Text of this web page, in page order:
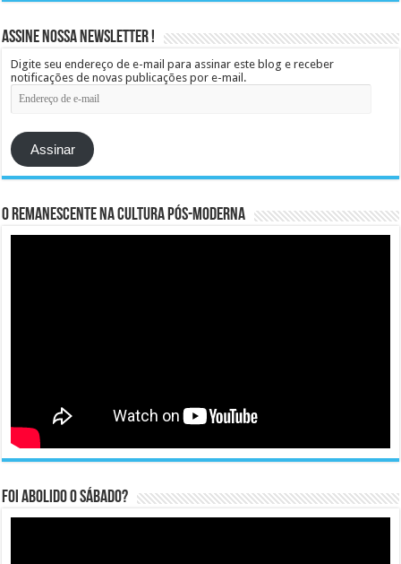
Assine Nossa Newsletter !
Digite seu endereço de e-mail para assinar este blog e receber
notificações de novas publicações por e-mail.
Endereço
de
mail
Assinar
O remanescente na cultura pós-moderna
Foi abolido o sábado?